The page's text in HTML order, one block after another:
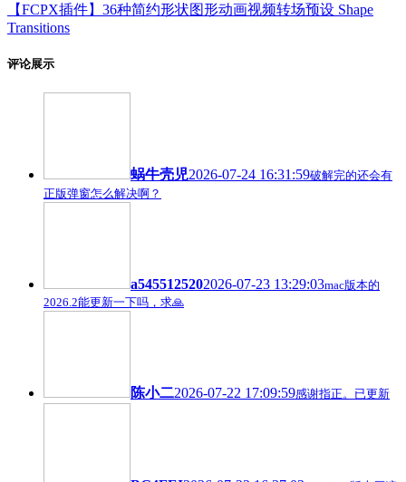
【FCPX插件】36种简约形状图形动画视频转场预设 Shape
Transitions
评论展示
蜗牛壳児2026-07-24 16:31:59破解完的还会有
正版弹窗怎么解决啊？
a5455125202026-07-23 13:29:03mac版本的
2026.2能更新一下吗，求🙏
陈小二2026-07-22 17:09:59感谢指正。已更新